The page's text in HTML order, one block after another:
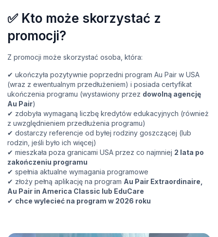
✅ Kto może skorzystać z
promocji?
Z promocji może skorzystać osoba, która:
✔ ukończyła pozytywnie poprzedni program Au Pair w USA
(wraz z ewentualnym przedłużeniem) i posiada certyfikat
ukończenia programu (wystawiony przez dowolną agencję
Au Pair)
✔ zdobyła wymaganą liczbę kredytów edukacyjnych (również
z uwzględnieniem przedłużenia programu)
✔ dostarczy referencje od byłej rodziny goszczącej (lub
rodzin, jeśli było ich więcej)
✔ mieszkała poza granicami USA przez co najmniej 2 lata po
zakończeniu programu
✔ spełnia aktualne wymagania programowe
✔ złoży pełną aplikację na program Au Pair Extraordinaire,
Au Pair in America Classic lub EduCare
✔ chce wylecieć na program w 2026 roku